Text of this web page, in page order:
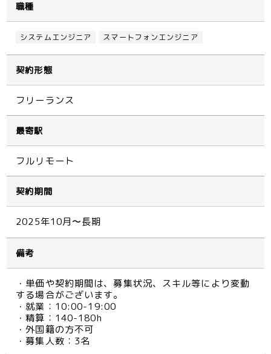
職種
システムエンジニア スマートフォンエンジニア
契約形態
フリーランス
最寄駅
フルリモート
契約期間
2025年10月〜長期
備考
・単価や契約期間は、募集状況、スキル等により変動
する場合がございます。
・就業：10:00-19:00
・精算：140-180h
・外国籍の方不可
・募集人数：3名